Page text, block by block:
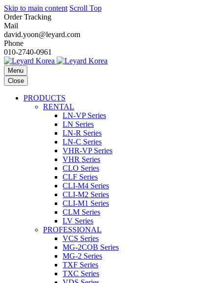
Skip to main content Scroll Top
Order Tracking
Mail
david.yoon@leyard.com
Phone
010-2740-0961
Menu
Close
PRODUCTS
RENTAL
LN-VP Series
LN Series
LN-R Series
LN-C Series
VHR-VP Series
VHR Series
CLO Series
CLF Series
CLI-M4 Series
CLI-M2 Series
CLI-M1 Series
CLM Series
LV Series
PROFESSIONAL
VCS Series
MG-2COB Series
MG-2 Series
TXF Series
TXC Series